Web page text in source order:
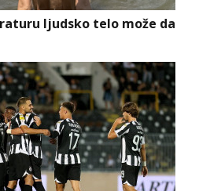
ljudsko telo može da